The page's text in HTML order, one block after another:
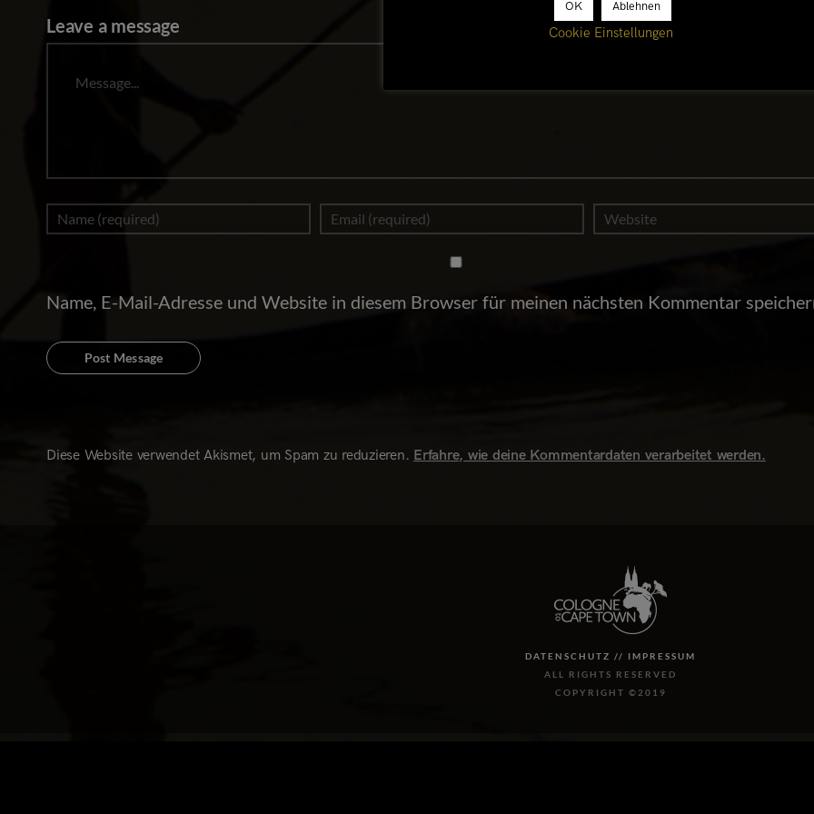
Leave a message
Name, E-Mail-Adresse und Website in diesem Browser für meinen nächsten Kommentar
Diese Website verwendet Akismet, um Spam zu reduzieren. Erfahre, wie deine Kommentardaten verarbeitet werden.
DATENSCHUTZ // IMPRESSUM
ALL RIGHTS RESERVED
COPYRIGHT ©2019
OK Ablehnen
Cookie Einstellungen